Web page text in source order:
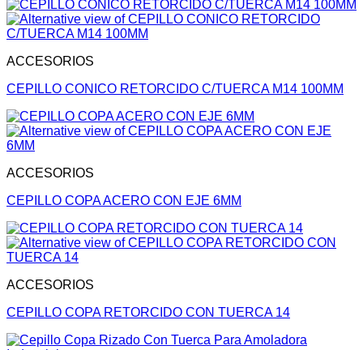
ACCESORIOS
CEPILLO CONICO RETORCIDO C/TUERCA M14 100MM
ACCESORIOS
CEPILLO COPA ACERO CON EJE 6MM
ACCESORIOS
CEPILLO COPA RETORCIDO CON TUERCA 14